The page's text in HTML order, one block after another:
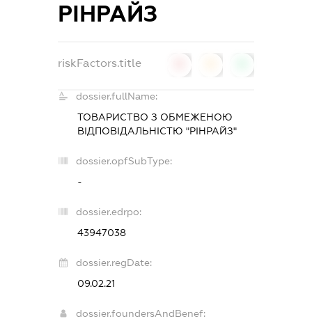
РІНРАЙЗ
riskFactors.title
dossier.fullName:
ТОВАРИСТВО З ОБМЕЖЕНОЮ
ВІДПОВІДАЛЬНІСТЮ "РІНРАЙЗ"
dossier.opfSubType:
-
dossier.edrpo:
43947038
dossier.regDate:
09.02.21
dossier.foundersAndBenef: